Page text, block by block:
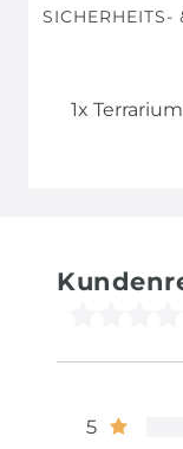
SICHERHEITS-
1x Terrarium
5